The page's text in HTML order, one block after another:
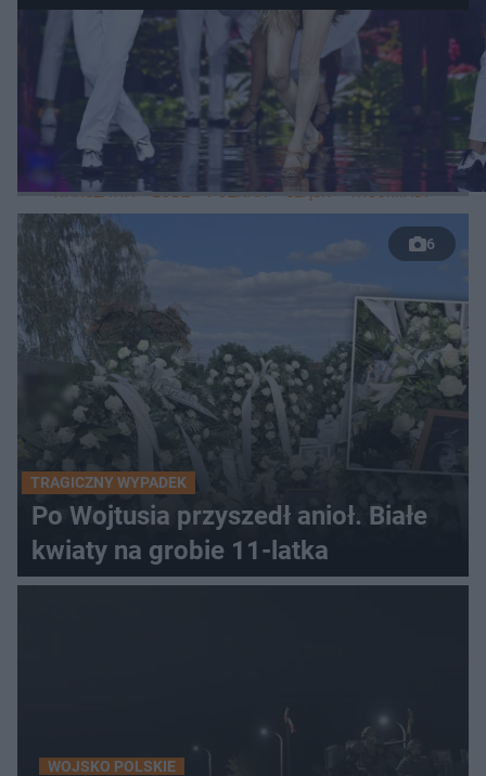
WIĘCEJ
LOKALNE
WARSZAWA ŁÓDŹ POZNAŃ ŚLĄSK TRÓJMIASTO
6
TRAGICZNY WYPADEK
Po Wojtusia przyszedł anioł. Białe
kwiaty na grobie 11-latka
WOJSKO POLSKIE